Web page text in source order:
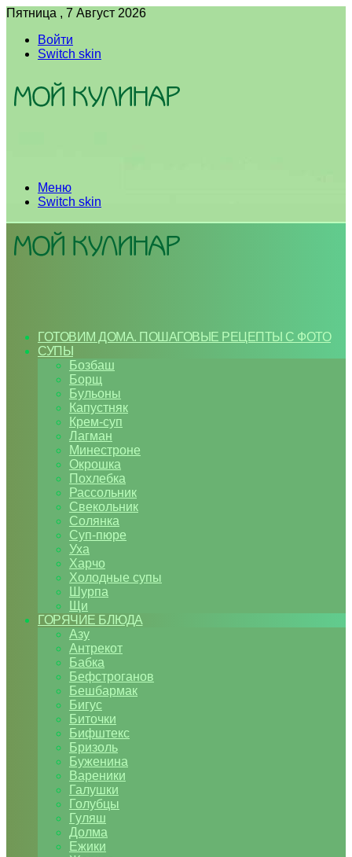
Пятница , 7 Август 2026
Войти
Switch skin
Меню
Switch skin
ГОТОВИМ ДОМА. ПОШАГОВЫЕ РЕЦЕПТЫ С ФОТО
СУПЫ
Бозбаш
Борщ
Бульоны
Капустняк
Крем-суп
Лагман
Минестроне
Окрошка
Похлебка
Рассольник
Свекольник
Солянка
Суп-пюре
Уха
Харчо
Холодные супы
Шурпа
Щи
ГОРЯЧИЕ БЛЮДА
Азу
Антрекот
Бабка
Бефстроганов
Бешбармак
Бигус
Биточки
Бифштекс
Бризоль
Буженина
Вареники
Галушки
Голубцы
Гуляш
Долма
Ежики